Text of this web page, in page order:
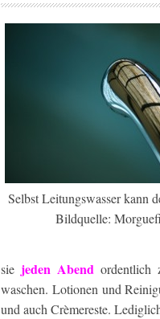
Selbst Leitungswasser kann
Bildquelle:
sie jeden Abend ordentlich
waschen. Lotionen und
und auch Crèmereste.